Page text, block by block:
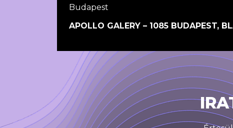
Budapest
APOLLO GALERY – 1085 BUDAPEST,